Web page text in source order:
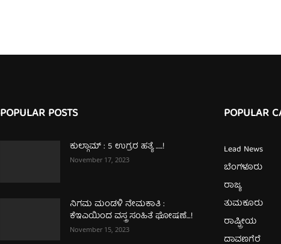
POPULAR POSTS
ಕುಲ್ಗಾಮ್‌ : 5 ಉಗ್ರರ ಹತ್ಯೆ …..!
November 17, 2023
ನಿಗಮ ಮಂಡಳಿ ನೇಮಕಾತಿ :
ಕೆಇಎಯಿಂದ ವಸ್ತ್ರ ಸಂಹಿತೆ ಘೋಷಣೆ…!
November 15, 2023
POPULAR
Lead News
ಬೆಂಗಳೂರು
ರಾಜ್ಯ
ತುಮಕೂರು
ರಾಷ್ಟ್ರೀಯ
ದಾವಣಗೆರೆ